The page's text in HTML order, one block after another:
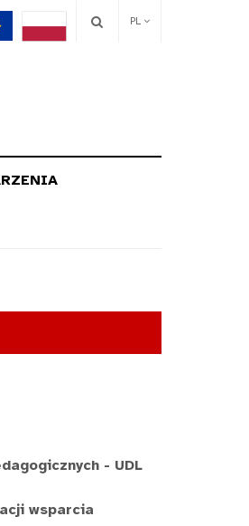
PL
- UDL
wsparcia